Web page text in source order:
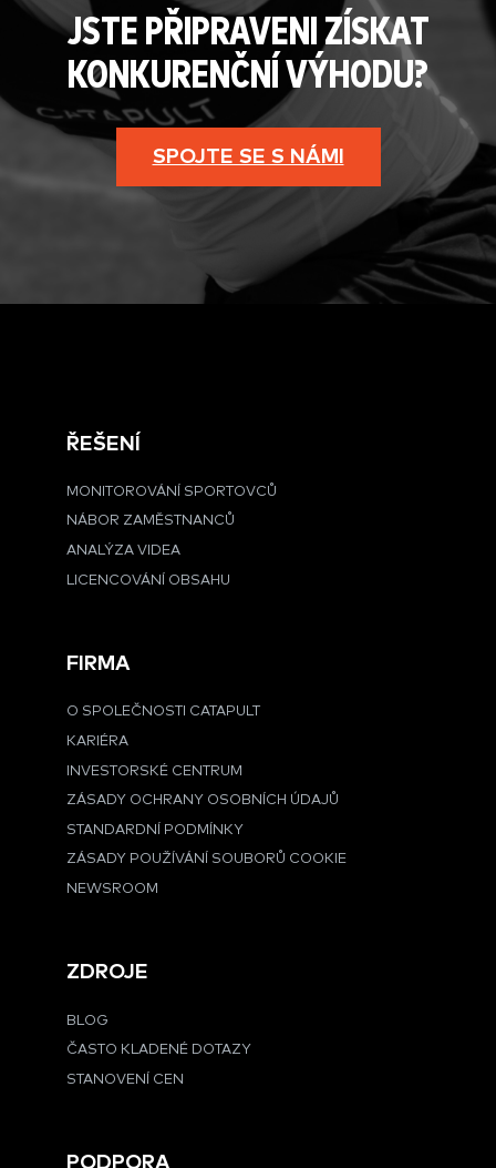
JSTE PŘIPRAVENI ZÍSKAT
KONKURENČNÍ VÝHODU?
SPOJTE SE S NÁMI
ŘEŠENÍ
MONITOROVÁNÍ SPORTOVCŮ
NÁBOR ZAMĚSTNANCŮ
ANALÝZA VIDEA
LICENCOVÁNÍ OBSAHU
FIRMA
O SPOLEČNOSTI CATAPULT
KARIÉRA
INVESTORSKÉ CENTRUM
ZÁSADY OCHRANY OSOBNÍCH ÚDAJŮ
STANDARDNÍ PODMÍNKY
ZÁSADY POUŽÍVÁNÍ SOUBORŮ COOKIE
NEWSROOM
ZDROJE
BLOG
ČASTO KLADENÉ DOTAZY
STANOVENÍ CEN
PODPORA